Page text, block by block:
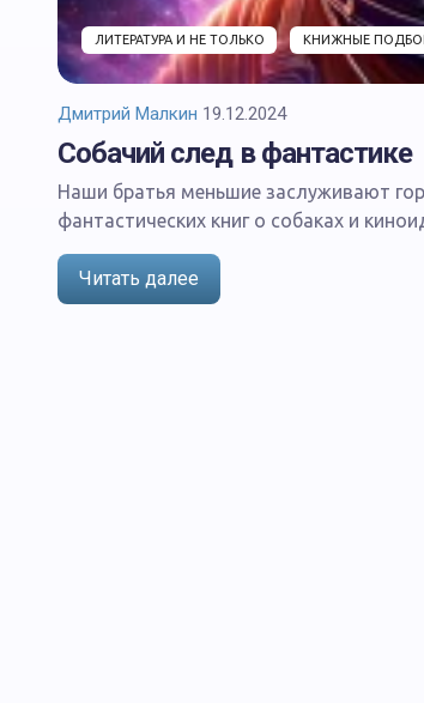
ЛИТЕРАТУРА И НЕ ТОЛЬКО КНИЖНЫЕ
Дмитрий Малкин 19.12.2024
Собачий след в фантастике
Наши братья меньшие заслуживают
фантастических книг о собаках и
Читать далее